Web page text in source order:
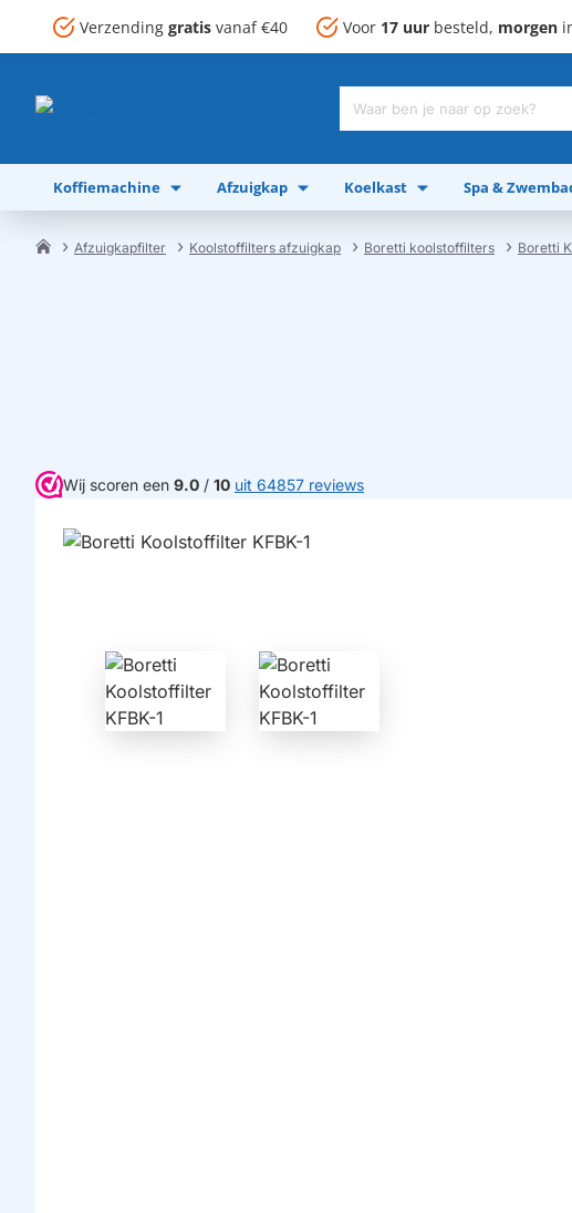
Verzending gratis vanaf €40 Voor 17 uur besteld, morgen
Waar
je
naar
op
Koffiemachine Afzuigkap Koelkast Spa &
Afzuigkapfilter Koolstoffilters afzuigkap Boretti koolstoffilters Boretti
Wij scoren een 9.0 / 10 uit 64857 reviews